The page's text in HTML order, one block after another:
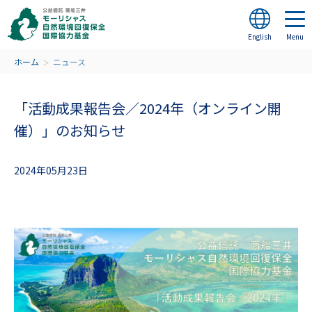
English
ホーム ＞ ニュース
「活動成果報告会／2024年（オンライン開
催）」のお知らせ
2024年05月23日